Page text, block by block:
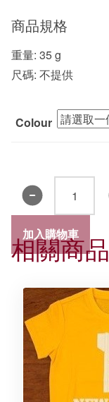
商品規格
重量: 35 g
尺碼: 不提供
Colour
書
院
手
機
殼
繩
數
加入購物車
相關商品